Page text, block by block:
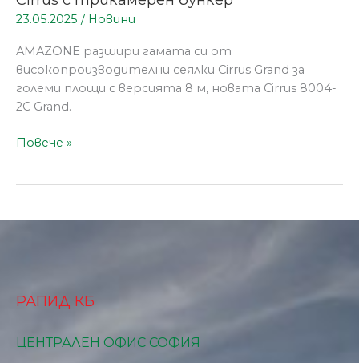
23.05.2025 / Новини
AMAZONE разшири гамата си от
високопроизводителни сеялки Cirrus Grand за
големи площи с версията 8 м, новата Cirrus 8004-
2C Grand.
Повече »
РАПИД КБ
ЦЕНТРАЛЕН ОФИС СОФИЯ